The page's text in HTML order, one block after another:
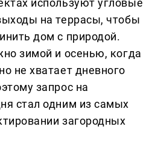
используют угловые
на террасы, чтобы
дом с природой.
зимой и осенью, когда
не хватает дневного
запрос на
стал одним из самых
загородных